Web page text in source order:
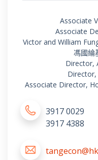
Associate
Associate
Victor and William
馮國綸
Director,
Director,
Associate Director,
3917 0029
3917 4388